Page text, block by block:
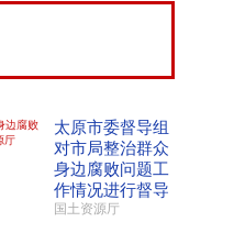
太原市委督导组
对市局整治群众
身边腐败问题工
作情况进行督导
国土资源厅